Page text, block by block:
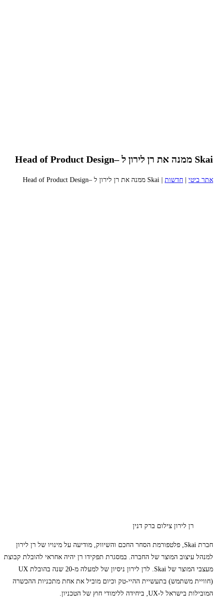
Skai ממנה את רן לירון ל –Head of Product Design
אתר ביטי חדשות Skai ממנה את רן לירון ל –Head of Product Design
רן לירון צילום ברק דנין
חברת Skai, פלטפורמת הסחר החכם והשיווק, מודיעה על מינויו של רן לירון
למנהל עיצוב המוצר של החברה. במסגרת תפקידו רן יהיה אחראי להובלת קבוצת
מעצבי המוצר של Skai. לרן לירון ניסיון של למעלה מ-20 שנה בהובלת UX
(חוויית משתמש) בתעשיית ההיי-טק וכיום מוביל את אחת מתכניות ההכשרה
המובילות בישראל ל-UX, ביחידה ללימודי חוץ של הטכניון.